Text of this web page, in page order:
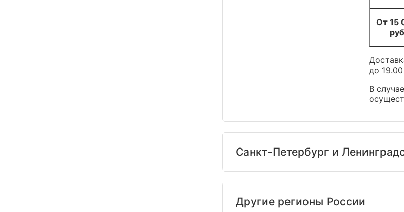
От 15
руб
до
В
Санкт-Петербург и
Другие регионы России